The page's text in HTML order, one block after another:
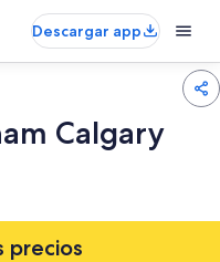
Descargar app
Calgary
precios